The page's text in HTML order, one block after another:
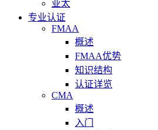
亚太
专业认证
FMAA
概述
FMAA优势
知识结构
认证详览
CMA
概述
入门